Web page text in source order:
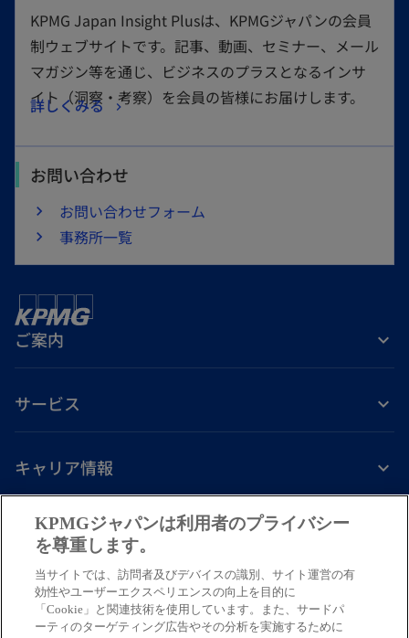
KPMG Japan Insight Plusは、KPMGジャパンの会員
制ウェブサイトです。記事、動画、セミナー、メール
マガジン等を通じ、ビジネスのプラスとなるインサ
イト（洞察・考察）を会員の皆様にお届けします。
詳しくみる
お問い合わせ
お問い合わせフォーム
事務所一覧
ご案内
サービス
キャリア情報
し
い
タ
ブ
新
し
タ
ブ
し
タ
ブ
し
タ
ブ
し
タ
ブ
免責事項プライバシーポリシー
© 2026 KPMG AZSA LLC, a limited liability audit corporation
incorporated under the Japanese Certified Public Accountants Law and
a member firm of the KPMG global organization of independent member
KPMGジャパンは利用者のプライバシー
を尊重します。
当サイトでは、訪問者及びデバイスの識別、サイト運営の有
効性やユーザーエクスペリエンスの向上を目的に
「Cookie」と関連技術を使用しています。また、サードパ
ーティのターゲティング広告やその分析を実施するために